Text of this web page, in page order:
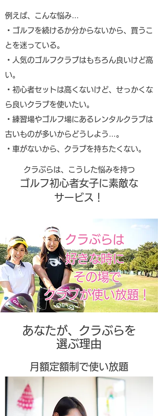
例えば、こんな悩み…
・ゴルフを続けるか分からないから、買うこ
とを迷っている。
・人気のゴルフクラブはもちろん良いけど高
い。
・初心者セットは高くないけど、せっかくな
ら良いクラブを使いたい。
・練習場やゴルフ場にあるレンタルクラブは
古いものが多いからどうしよう…。
・車がないから、クラブを持ちたくない。
クラぶらは、こうした悩みを持つ
ゴルフ初心者女子に素敵な
サービス！
クラぶらは
好きな時に
その場で
クラブが使い放題！
あなたが、クラぶらを
選ぶ理由
​月額定額制で使い放題